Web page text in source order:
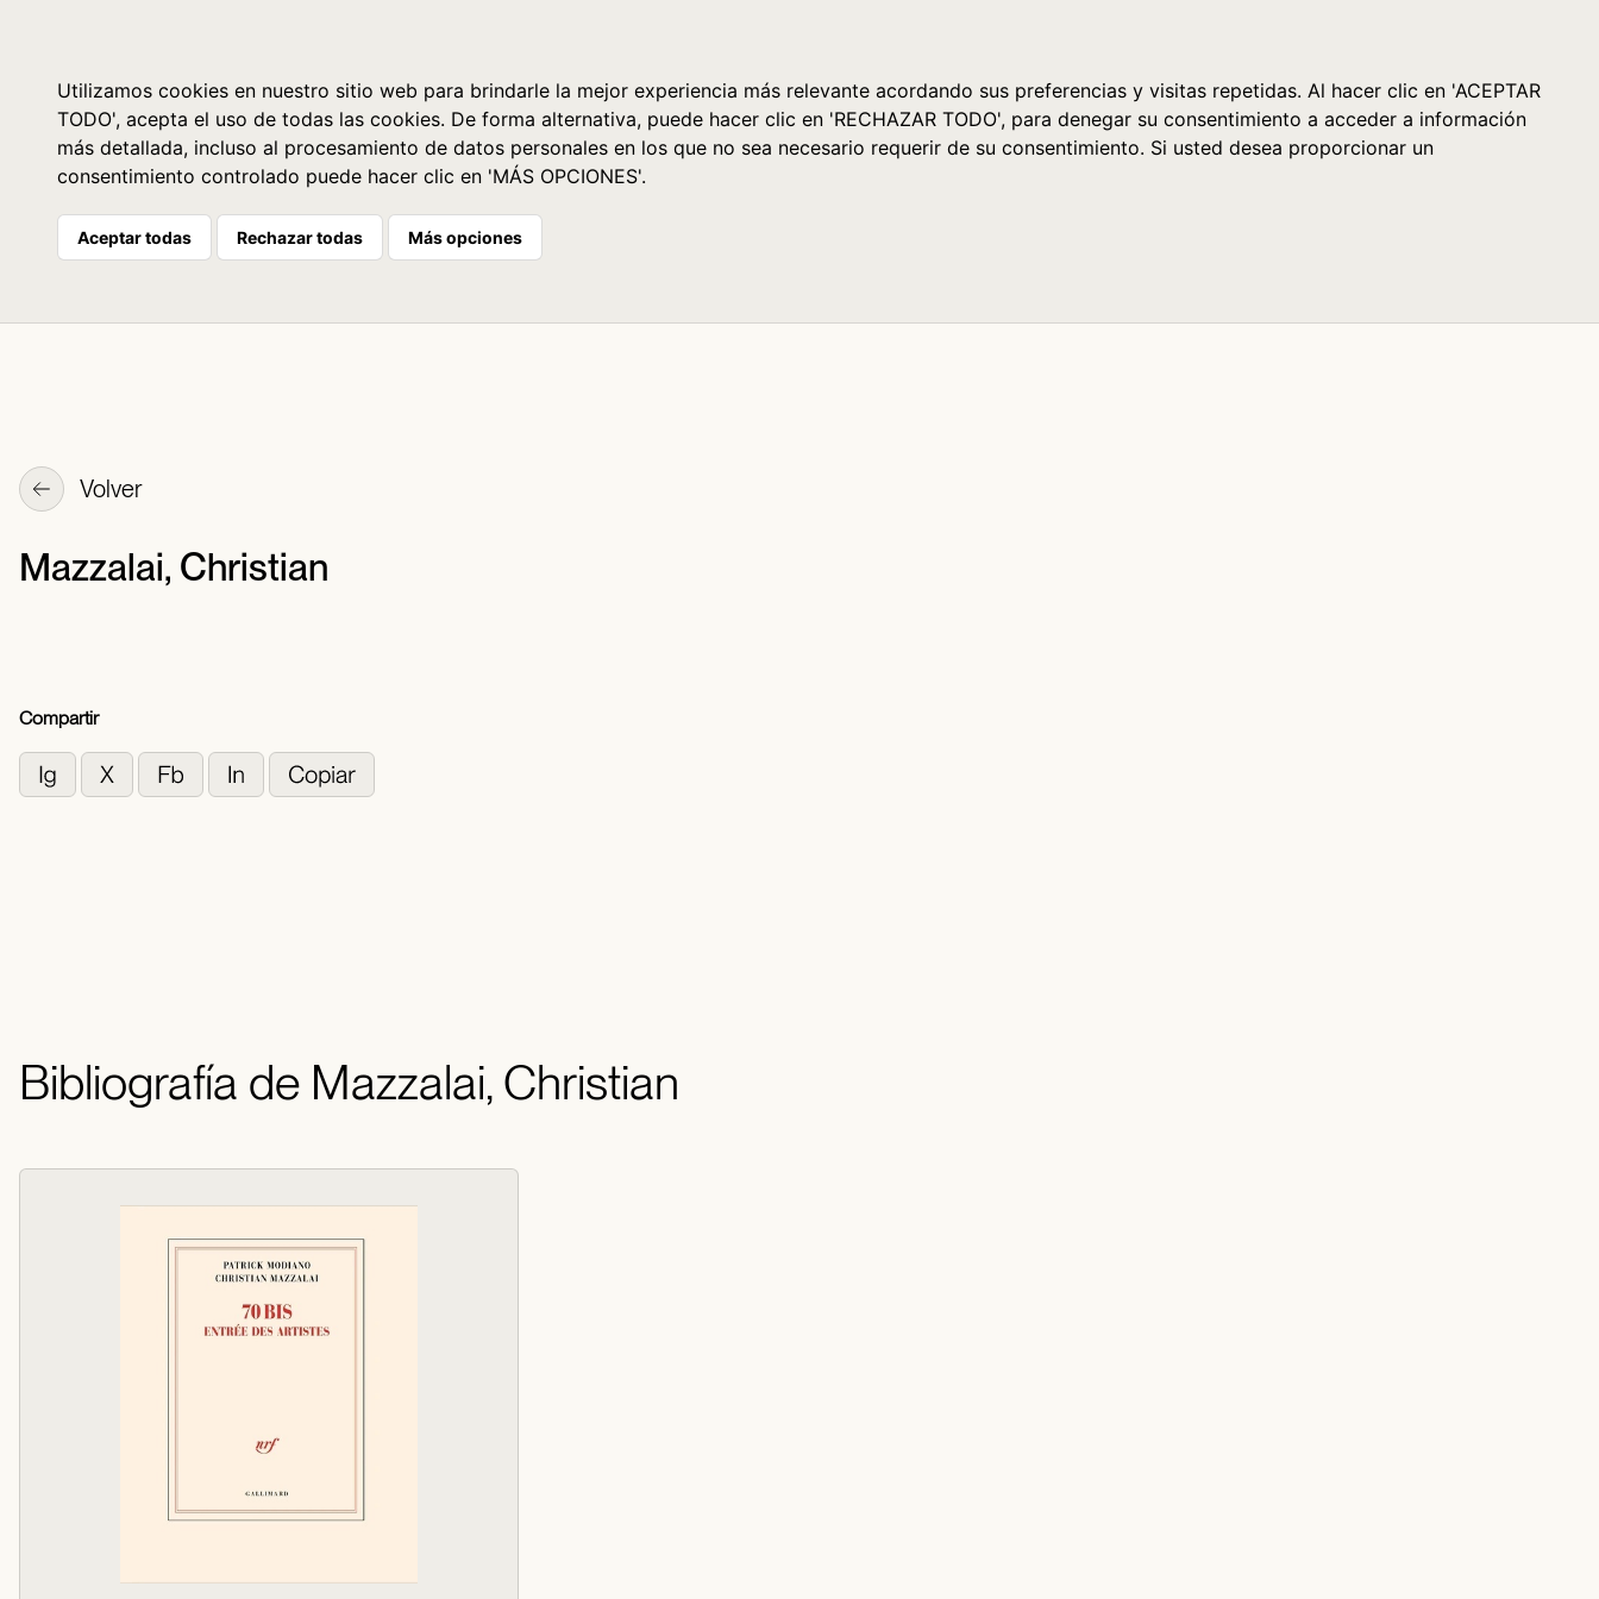
Utilizamos cookies en nuestro sitio web para brindarle la mejor experiencia más relevante acordando sus preferencias y visitas repetidas. Al hacer clic en 'ACEPTAR
TODO', acepta el uso de todas las cookies. De forma alternativa, puede hacer clic en 'RECHAZAR TODO', para denegar su consentimiento a acceder a información
más detallada, incluso al procesamiento de datos personales en los que no sea necesario requerir de su consentimiento. Si usted desea proporcionar un
consentimiento controlado puede hacer clic en 'MÁS OPCIONES'.
Aceptar todas Rechazar todas Más opciones
Volver
Mazzalai, Christian
Compartir
Bibliografía de Mazzalai, Christian